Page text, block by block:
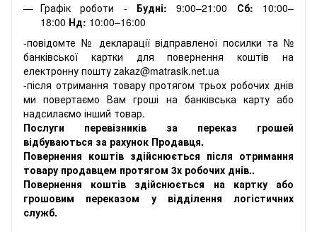
Графік роботи - Будні: 9:00–21:00 Сб: 10:00–
18:00 Нд: 10:00–16:00
-повідомте № декларації відправленої посилки та №
банківської картки для повернення коштів на
електронну пошту zakaz@matrasik.net.ua
-після отримання товару протягом трьох робочих днів
ми повертаємо Вам гроші на банківська карту або
надсилаємо інший товар.
Послуги перевізників за переказ грошей
відбуваються за рахунок Продавця.
Повернення коштів здійснюється після отримання
товару продавцем протягом 3х робочих днів..
Повернення коштів здійснюється на картку або
грошовим переказом у відділення логістичних
служб.